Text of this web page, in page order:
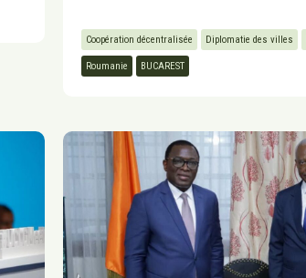
Coopération décentralisée Diplomatie des villes
Roumanie BUCAREST